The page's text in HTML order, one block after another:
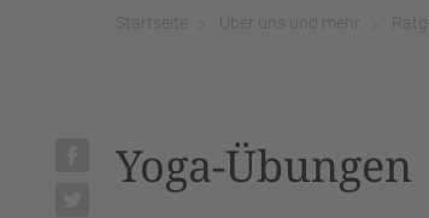
Startseite Über uns und mehr
Yoga-Übungen